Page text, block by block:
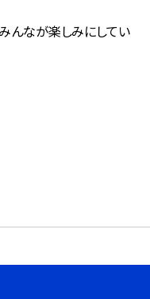
んなが楽しみにしてい